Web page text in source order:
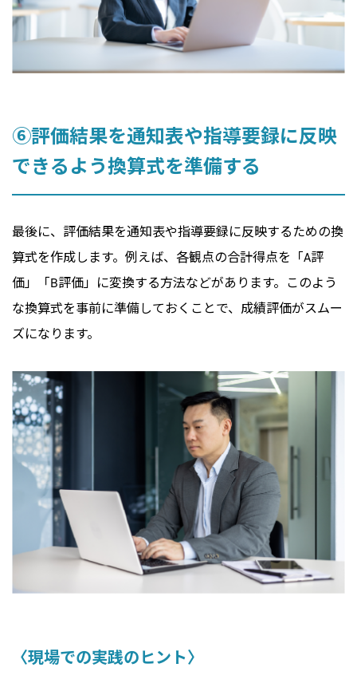
⑥評価結果を通知表や指導要録に反映
できるよう換算式を準備する
最後に、評価結果を通知表や指導要録に反映するための換
算式を作成します。例えば、各観点の合計得点を「A評
価」「B評価」に変換する方法などがあります。このよう
な換算式を事前に準備しておくことで、成績評価がスムー
ズになります。
〈現場での実践のヒント〉